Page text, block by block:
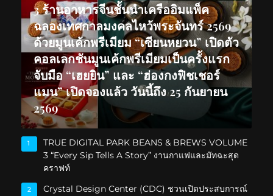
3 ร้านอาหารจีนชั้นนำเครืออิมแพ็ค
ฉลองเทศกาลมงคลไหว้พระจันทร์ 2569
ด้วยมูนเค้กพรีเมียม “เซียนหยวน” เปิดตัว
คอลเลกชันมูนเค้กพรีเมียมเป็นครั้งแรก
จับมือ “เฮยยิน” และ “ฮ่องกงฟิชเชอร์
แมน” เปิดจองแล้ว วันนี้ถึง 25 กันยายน
2569
1
TRUE DIGITAL PARK BEANS & BREWS VOLUME
3 “Every Sip Tells A Story” งานกาแฟและมัทฉะสุด
คราฟท์
2
Crystal Design Center (CDC) ชวนเปิดประสบการณ์